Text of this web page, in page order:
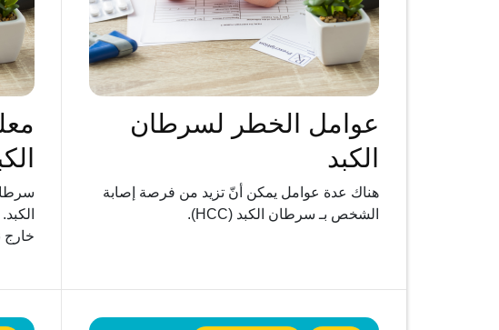
عوامل الخطر لسرطان
الكبد
هناك عدة عوامل يمكن أنّ تزيد من فرصة إصابة
الشخص بـ سرطان الكبد (HCC).
خارج